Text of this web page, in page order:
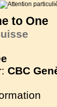
to One
CBC